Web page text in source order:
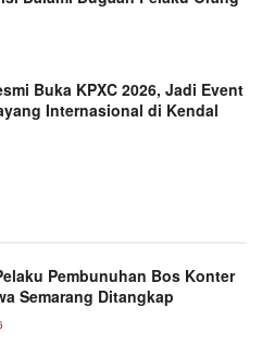
Buka KPXC 2026, Jadi Event
Internasional di Kendal
Pembunuhan Bos Konter
Semarang Ditangkap